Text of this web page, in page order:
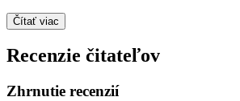
Čítať viac
Recenzie čitateľov
Zhrnutie recenzií